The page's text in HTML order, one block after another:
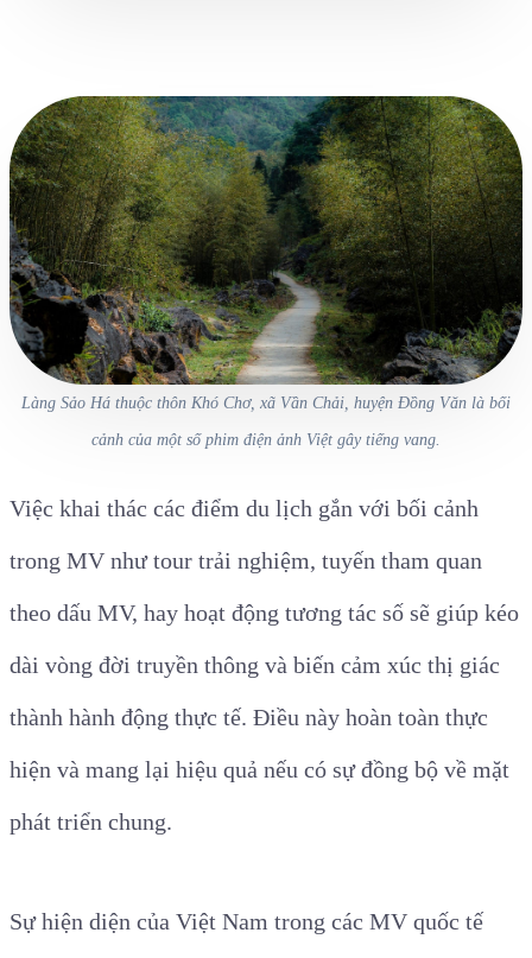
Làng Sảo Há thuộc thôn Khó Chơ, xã Vần Chải, huyện Đồng Văn là bối
cảnh của một số phim điện ảnh Việt gây tiếng vang.
Việc khai thác các điểm du lịch gắn với bối cảnh
trong MV như tour trải nghiệm, tuyến tham quan
theo dấu MV, hay hoạt động tương tác số sẽ giúp kéo
dài vòng đời truyền thông và biến cảm xúc thị giác
thành hành động thực tế. Điều này hoàn toàn thực
hiện và mang lại hiệu quả nếu có sự đồng bộ về mặt
phát triển chung.
Sự hiện diện của Việt Nam trong các MV quốc tế